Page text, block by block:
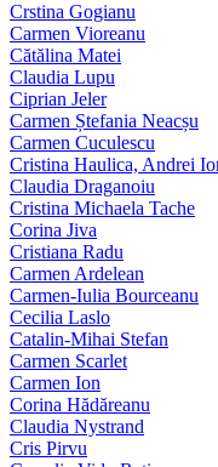
Crstina Gogianu
Carmen Vioreanu
Cătălina Matei
Claudia Lupu
Ciprian Jeler
Carmen Ștefania Neacșu
Carmen Cuculescu
Cristina Haulica, Andrei
Claudia Draganoiu
Cristina Michaela Tache
Corina Jiva
Cristiana Radu
Carmen Ardelean
Carmen-Iulia Bourceanu
Cecilia Laslo
Catalin-Mihai Stefan
Carmen Scarlet
Carmen Ion
Corina Hădăreanu
Claudia Nystrand
Cris Pirvu